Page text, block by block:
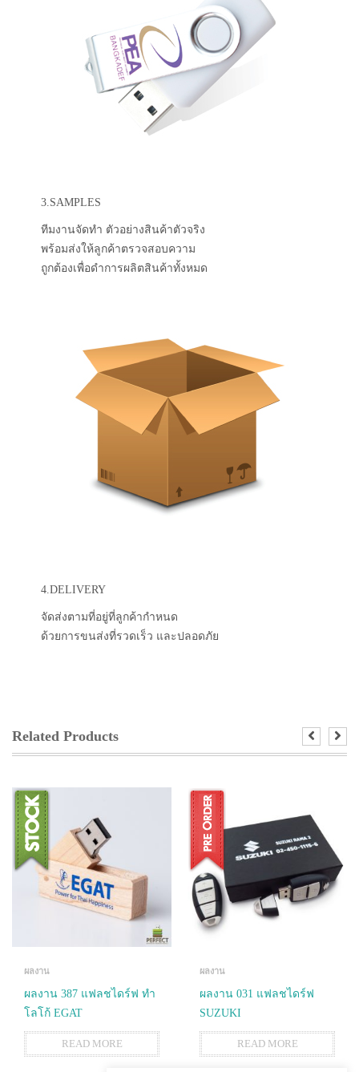
3.SAMPLES
ทีมงานจัดทำ ตัวอย่างสินค้าตัวจริง
พร้อมส่งให้ลูกค้าตรวจสอบความ
ถูกต้องเพื่อดำการผลิตสินค้าทั้งหมด
4.DELIVERY
จัดส่งตามที่อยู่ที่ลูกค้ากำหนด
ด้วยการขนส่งที่รวดเร็ว และปลอดภัย
Related Products
ผลงาน
ผลงาน 387 แฟลชไดร์ฟ ทำ
โลโก้ EGAT
READ MORE
ผลงาน
ผลงาน 031 แฟลชไดร์ฟ
SUZUKI
READ MORE